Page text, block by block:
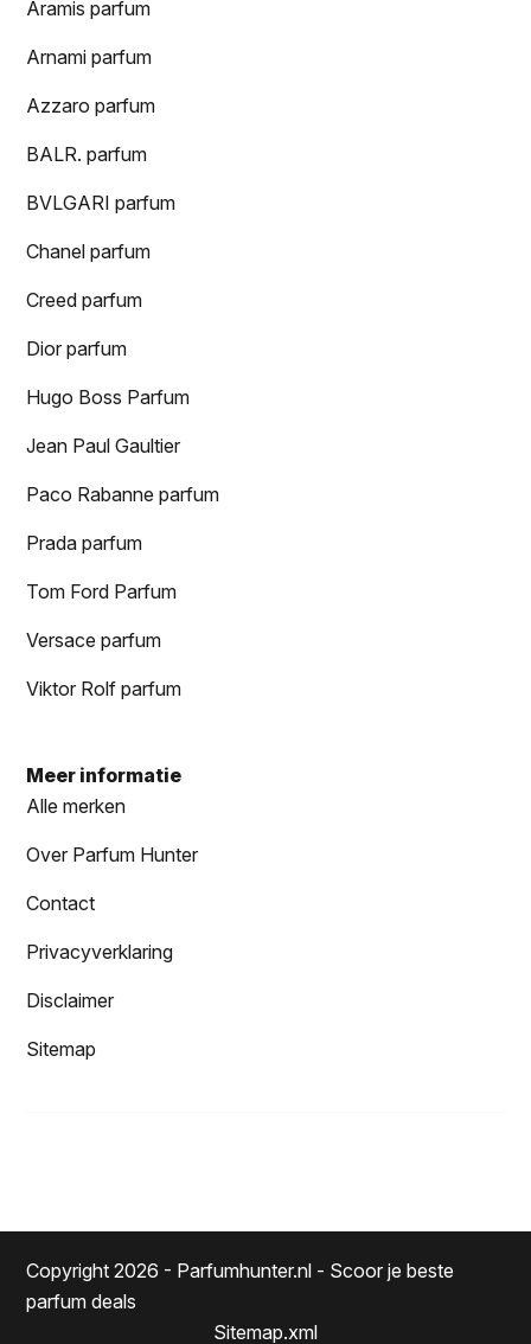
Aramis parfum
Arnami parfum
Azzaro parfum
BALR. parfum
BVLGARI parfum
Chanel parfum
Creed parfum
Dior parfum
Hugo Boss Parfum
Jean Paul Gaultier
Paco Rabanne parfum
Prada parfum
Tom Ford Parfum
Versace parfum
Viktor Rolf parfum
Meer informatie
Alle merken
Over Parfum Hunter
Contact
Privacyverklaring
Disclaimer
Sitemap
Copyright 2026 - Parfumhunter.nl - Scoor je beste
parfum deals
Sitemap.xml